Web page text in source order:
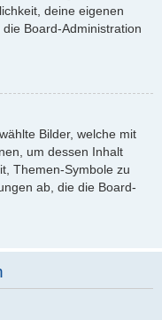
deine eigenen
Board-Administration
Bilder, welche mit
um dessen Inhalt
Themen-Symbole zu
ab, die die Board-